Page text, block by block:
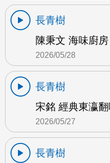
長青樹
陳秉文 海味廚
2026/05/28
長青樹
宋銘 經典東瀛
2026/05/27
長青樹